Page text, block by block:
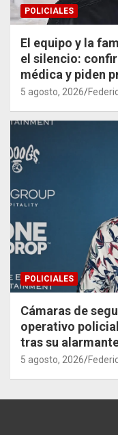
POLICIALES
El equipo y la
el silencio:
médica y piden
5 agosto, 2026
POLICIALES
Cámaras de
operativo
tras su
5 agosto, 2026